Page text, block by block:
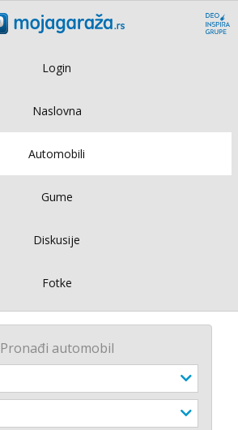
Login
Naslovna
Automobili
Gume
Diskusije
Fotke
Pronađi automobil